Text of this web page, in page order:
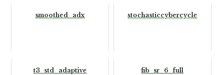
smoothed_adx stochasticcybercycle
t3_std_adaptive fib_sr_6_full